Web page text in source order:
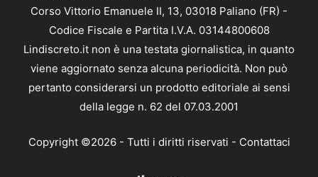
Corso Vittorio Emanuele II, 13, 03018 Paliano (FR) -
Codice Fiscale e Partita I.V.A. 03144800608
Lindiscreto.it non è una testata giornalistica, in quanto
viene aggiornato senza alcuna periodicità. Non può
pertanto considerarsi un prodotto editoriale ai sensi
della legge n. 62 del 07.03.2001
Copyright ©2026 - Tutti i diritti riservati - Contattaci